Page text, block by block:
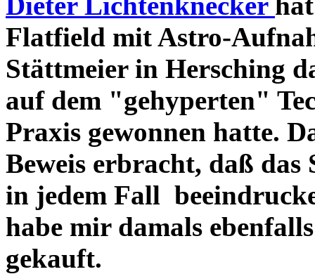
Flatfield mit Astro-
Stättmeier in Hersching
auf dem "gehyperten"
Praxis gewonnen hatte.
Beweis erbracht, daß das
in jedem Fall
habe mir damals
gekauft.